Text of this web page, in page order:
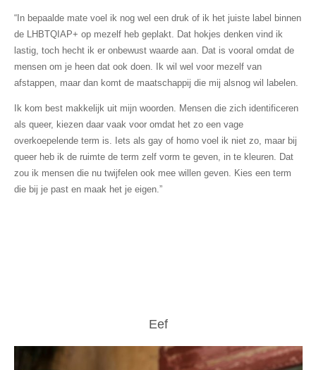
“In bepaalde mate voel ik nog wel een druk of ik het juiste label binnen
de LHBTQIAP+ op mezelf heb geplakt. Dat hokjes denken vind ik
lastig, toch hecht ik er onbewust waarde aan. Dat is vooral omdat de
mensen om je heen dat ook doen. Ik wil wel voor mezelf van
afstappen, maar dan komt de maatschappij die mij alsnog wil labelen.
Ik kom best makkelijk uit mijn woorden. Mensen die zich identificeren
als queer, kiezen daar vaak voor omdat het zo een vage
overkoepelende term is. Iets als gay of homo voel ik niet zo, maar bij
queer heb ik de ruimte de term zelf vorm te geven, in te kleuren. Dat
zou ik mensen die nu twijfelen ook mee willen geven. Kies een term
die bij je past en maak het je eigen.”
Eef